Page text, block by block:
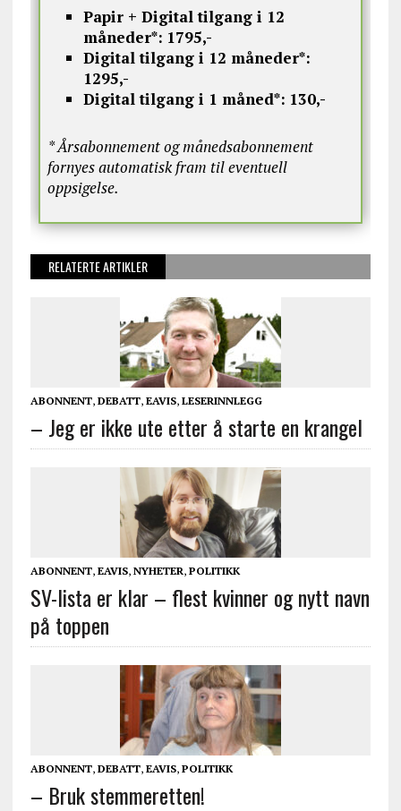
Papir + Digital tilgang i 12
måneder*: 1795,-
Digital tilgang i 12 måneder*:
1295,-
Digital tilgang i 1 måned*: 130,-
* Årsabonnement og månedsabonnement
fornyes automatisk fram til eventuell
oppsigelse.
RELATERTE ARTIKLER
ABONNENT, DEBATT, EAVIS, LESERINNLEGG
– Jeg er ikke ute etter å starte en krangel
ABONNENT, EAVIS, NYHETER, POLITIKK
SV-lista er klar – flest kvinner og nytt navn
på toppen
ABONNENT, DEBATT, EAVIS, POLITIKK
– Bruk stemmeretten!